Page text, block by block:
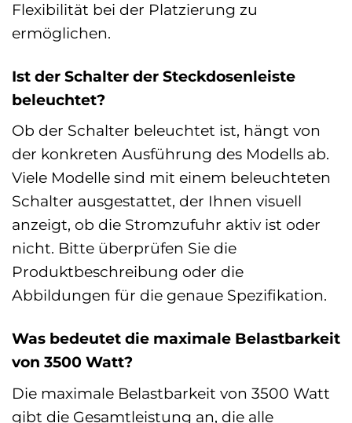
Flexibilität bei der Platzierung zu
ermöglichen.
Ist der Schalter der Steckdosenleiste
beleuchtet?
Ob der Schalter beleuchtet ist, hängt von
der konkreten Ausführung des Modells ab.
Viele Modelle sind mit einem beleuchteten
Schalter ausgestattet, der Ihnen visuell
anzeigt, ob die Stromzufuhr aktiv ist oder
nicht. Bitte überprüfen Sie die
Produktbeschreibung oder die
Abbildungen für die genaue Spezifikation.
Was bedeutet die maximale Belastbarkeit
von 3500 Watt?
Die maximale Belastbarkeit von 3500 Watt
gibt die Gesamtleistung an, die alle